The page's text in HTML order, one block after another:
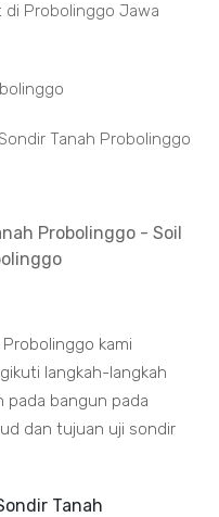
di Probolinggo Jawa
Tanah Probolinggo
Probolinggo - Soil
kami
langkah-langkah
pada bangun pada
dan tujuan uji sondir
Tanah